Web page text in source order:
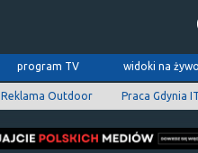
program TV widoki na
Reklama Outdoor Praca Gdynia